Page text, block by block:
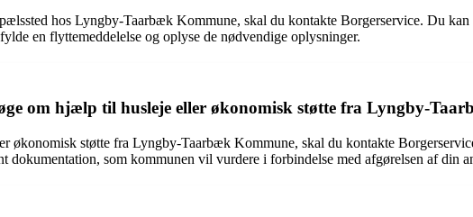
hos Lyngby-Taarbæk Kommune, skal du kontakte Borgerservice. Du
en flyttemeddelelse og oplyse de nødvendige oplysninger.
om hjælp til husleje eller økonomisk støtte fra Lyngby-
økonomisk støtte fra Lyngby-Taarbæk Kommune, skal du kontakte
dokumentation, som kommunen vil vurdere i forbindelse med afgørelsen af din